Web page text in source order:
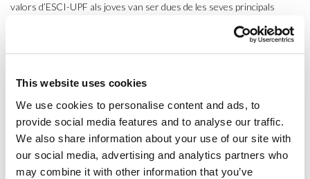
This website uses cookies
We use cookies to personalise content and ads, to
provide social media features and to analyse our traffic.
We also share information about your use of our site with
our social media, advertising and analytics partners who
may combine it with other information that you’ve
valors d’ESCI-UPF als joves van ser dues de les seves principals
endavant el canvi del Graduat Superior en Comerç Internacional al
juntament amb el director, Albert Carreras, el disseny del pla
anys.
Al llarg d’aquest temps, va estar plenament implicat en totes les
activitats organitzades des d’ESCI-UPF. S’entrevistava amb futurs
alumnes, pares i mares, participava a les sessions informatives, a les